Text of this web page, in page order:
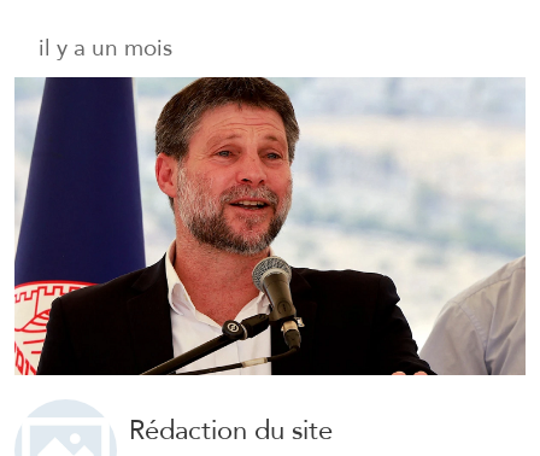
il y a un mois
Rédaction du site